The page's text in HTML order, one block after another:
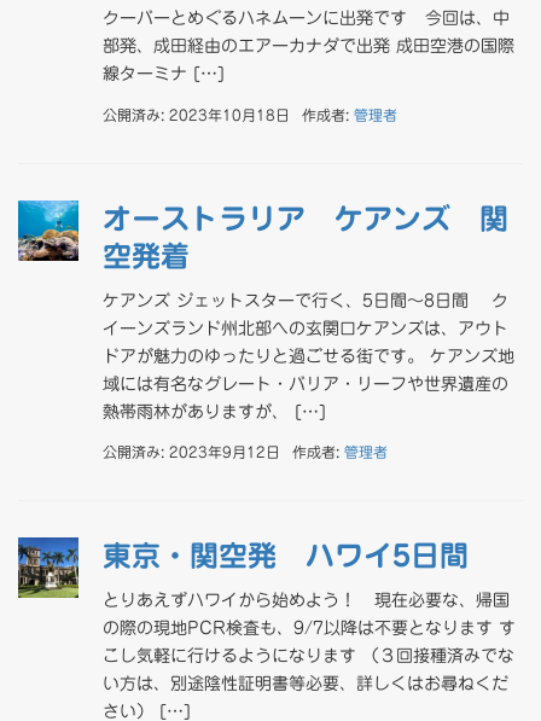
クーバーとめぐるハネムーンに出発です 今回は、中
部発、成田経由のエアーカナダで出発 成田空港の国際
線ターミナ […]
公開済み: 2023年10月18日 作成者: 管理者
オーストラリア ケアンズ 関
空発着
ケアンズ ジェットスターで行く、5日間～8日間 ク
イーンズランド州北部への玄関口ケアンズは、アウト
ドアが魅力のゆったりと過ごせる街です。 ケアンズ地
域には有名なグレート・バリア・リーフや世界遺産の
熱帯雨林がありますが、 […]
公開済み: 2023年9月12日 作成者: 管理者
東京・関空発 ハワイ5日間
とりあえずハワイから始めよう！ 現在必要な、帰国
の際の現地PCR検査も、9/7以降は不要となります す
こし気軽に行けるようになります （３回接種済みでな
い方は、別途陰性証明書等必要、詳しくはお尋ねくだ
さい） […]